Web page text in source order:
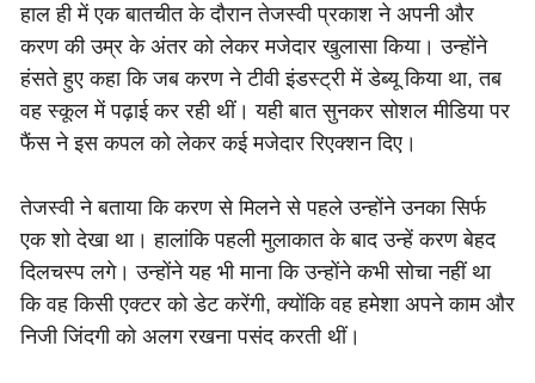
हाल ही में एक बातचीत के दौरान तेजस्वी प्रकाश ने अपनी और
करण की उम्र के अंतर को लेकर मजेदार खुलासा किया। उन्होंने
हंसते हुए कहा कि जब करण ने टीवी इंडस्ट्री में डेब्यू किया था, तब
वह स्कूल में पढ़ाई कर रही थीं। यही बात सुनकर सोशल मीडिया पर
फैंस ने इस कपल को लेकर कई मजेदार रिएक्शन दिए।
तेजस्वी ने बताया कि करण से मिलने से पहले उन्होंने उनका सिर्फ
एक शो देखा था। हालांकि पहली मुलाकात के बाद उन्हें करण बेहद
दिलचस्प लगे। उन्होंने यह भी माना कि उन्होंने कभी सोचा नहीं था
कि वह किसी एक्टर को डेट करेंगी, क्योंकि वह हमेशा अपने काम और
निजी जिंदगी को अलग रखना पसंद करती थीं।